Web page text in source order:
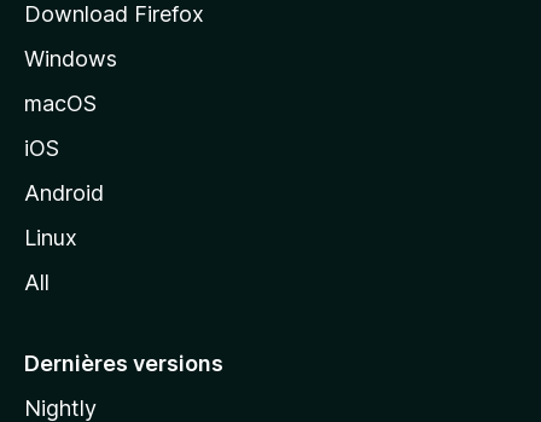
l
d
o
z
l
Download Firefox
Windows
macOS
iOS
Android
Linux
All
Dernières versions
Nightly